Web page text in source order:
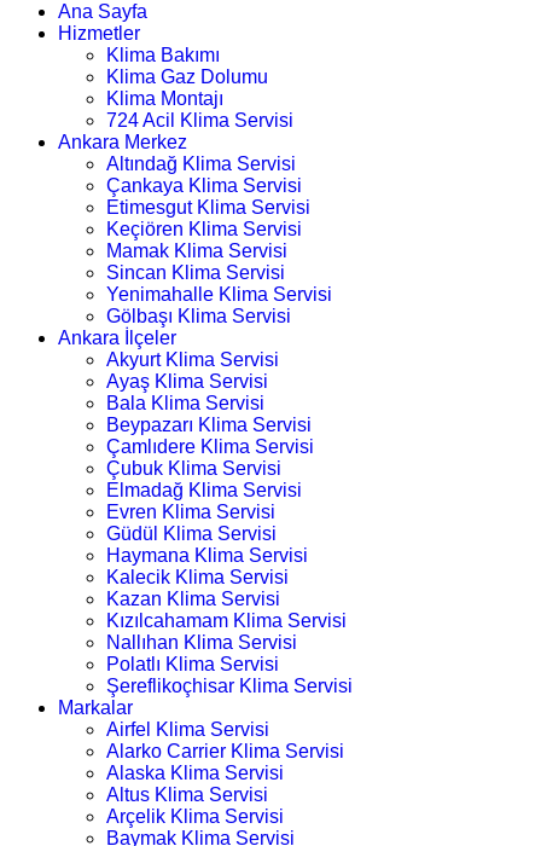
Ana Sayfa
Hizmetler
Klima Bakımı
Klima Gaz Dolumu
Klima Montajı
724 Acil Klima Servisi
Ankara Merkez
Altındağ Klima Servisi
Çankaya Klima Servisi
Etimesgut Klima Servisi
Keçiören Klima Servisi
Mamak Klima Servisi
Sincan Klima Servisi
Yenimahalle Klima Servisi
Gölbaşı Klima Servisi
Ankara İlçeler
Akyurt Klima Servisi
Ayaş Klima Servisi
Bala Klima Servisi
Beypazarı Klima Servisi
Çamlıdere Klima Servisi
Çubuk Klima Servisi
Elmadağ Klima Servisi
Evren Klima Servisi
Güdül Klima Servisi
Haymana Klima Servisi
Kalecik Klima Servisi
Kazan Klima Servisi
Kızılcahamam Klima Servisi
Nallıhan Klima Servisi
Polatlı Klima Servisi
Şereflikoçhisar Klima Servisi
Markalar
Airfel Klima Servisi
Alarko Carrier Klima Servisi
Alaska Klima Servisi
Altus Klima Servisi
Arçelik Klima Servisi
Baymak Klima Servisi